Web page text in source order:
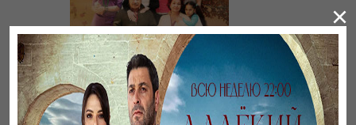
Үзілген жапырақтар
×